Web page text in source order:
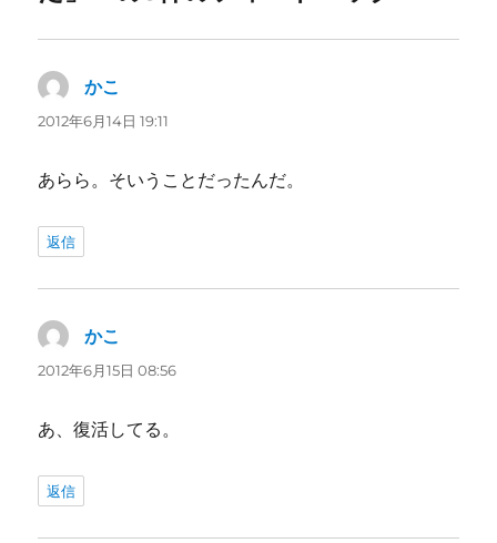
かこ
り:
2012年6月14日 19:11
あらら。そいうことだったんだ。
返信
かこ
り:
2012年6月15日 08:56
あ、復活してる。
返信